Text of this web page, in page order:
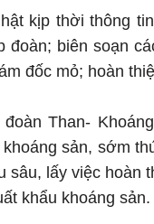
kịp thời thông
đoàn; biên soạn
đốc mỏ; hoàn
Than-
sản, sớm
sâu, lấy việc hoàn
khẩu khoáng sản.